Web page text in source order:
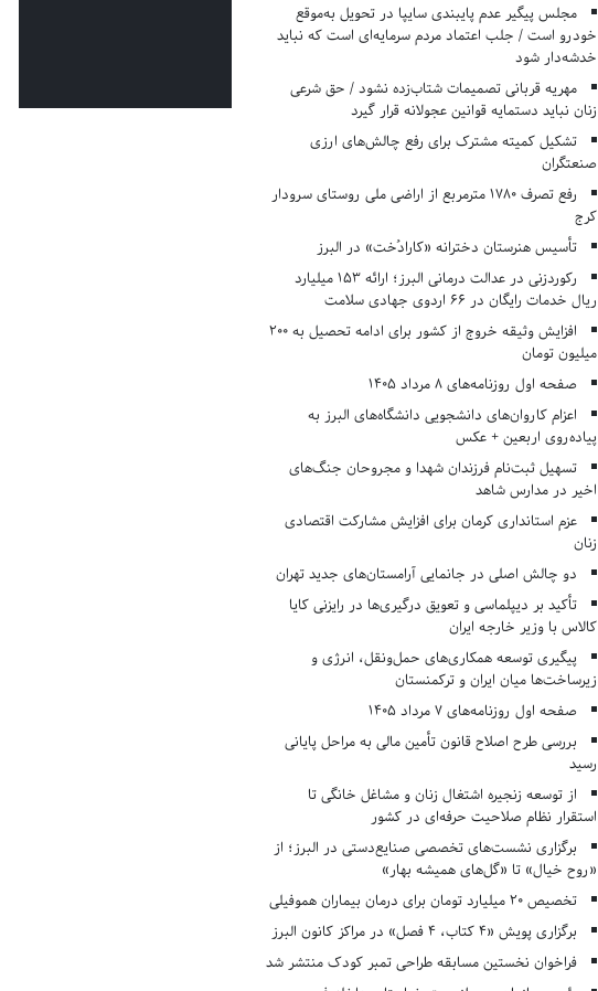
مجلس پیگیر عدم پایبندی سایپا در تحویل به‌موقع
خودرو است / جلب اعتماد مردم سرمایه‌ای است که نباید
خدشه‌دار شود
مهریه قربانی تصمیمات شتاب‌زده نشود / حق شرعی
زنان نباید دستمایه قوانین عجولانه قرار گیرد
تشکیل کمیته مشترک برای رفع چالش‌های ارزی
صنعتگران
رفع تصرف ۱۷۸۰ مترمربع از اراضی ملی روستای سرودار
کرج
تأسیس هنرستان دخترانه «کارادُخت» در البرز
رکوردزنی در عدالت درمانی البرز؛ ارائه ۱۵۳ میلیارد
ریال خدمات رایگان در ۶۶ اردوی جهادی سلامت
افزایش وثیقه خروج از کشور برای ادامه تحصیل به ۲۰۰
میلیون تومان
صفحه اول روزنامه‌های 8 مرداد 1405
اعزام کاروان‌های دانشجویی دانشگاه‌های البرز به
پیاده‌روی اربعین + عکس
تسهیل ثبت‌نام فرزندان شهدا و مجروحان جنگ‌های
اخیر در مدارس شاهد
عزم استانداری کرمان برای افزایش مشارکت اقتصادی
زنان
دو چالش اصلی در جانمایی آرامستان‌های جدید تهران
تأکید بر دیپلماسی و تعویق درگیری‌ها در رایزنی کایا
کالاس با وزیر خارجه ایران
پیگیری توسعه همکاری‌های حمل‌ونقل، انرژی و
زیرساخت‌ها میان ایران و ترکمنستان
صفحه اول روزنامه‌های 7 مرداد 1405
بررسی طرح اصلاح قانون تأمین مالی به مراحل پایانی
رسید
از توسعه زنجیره اشتغال زنان و مشاغل خانگی تا
استقرار نظام صلاحیت حرفه‌ای در کشور
برگزاری نشست‌های تخصصی صنایع‌دستی در البرز؛ از
«روح خیال» تا «گل‌های همیشه بهار»
تخصیص ۲۰ میلیارد تومان برای درمان بیماران هموفیلی
برگزاری پویش «۴ کتاب، ۴ فصل» در مراکز کانون البرز
فراخوان نخستین مسابقه طراحی تمبر کودک منتشر شد